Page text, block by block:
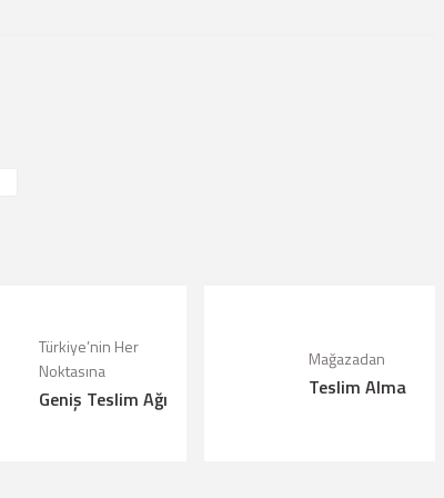
Türkiye’nin Her
Noktasına
Geniş Teslim Ağı
Mağazadan
Teslim Alma